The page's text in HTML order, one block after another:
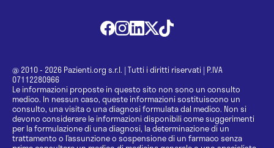
@ 2010 - 2026 Pazienti.org s.r.l. | Tutti i diritti riservati | P.IVA
07112280966
Le informazioni proposte in questo sito non sono un consulto
medico. In nessun caso, queste informazioni sostituiscono un
consulto, una visita o una diagnosi formulata dal medico. Non si
devono considerare le informazioni disponibili come suggerimenti
per la formulazione di una diagnosi, la determinazione di un
trattamento o l’assunzione o sospensione di un farmaco senza